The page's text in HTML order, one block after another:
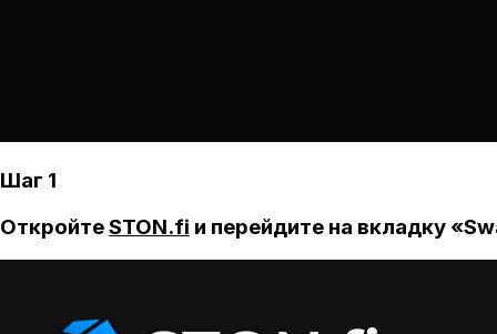
Шаг 1
ОткройтеSTON.fi и перейдите на вкладку